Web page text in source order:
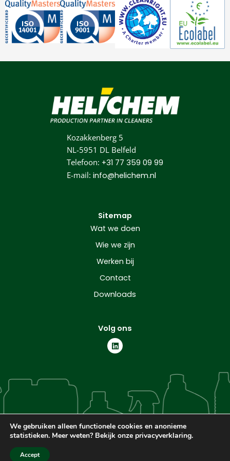
Kozakkenberg 5
NL-5951 DL Belfeld
Telefoon: +31 77 359 09 99
E-mail: info@helichem.nl
Sitemap
Wat we doen
Wie we zijn
Werken bij
Contact
Downloads
Volg ons
L
i
n
We gebruiken alleen functionele cookies en anonieme
statistieken. Meer weten? Bekijk onze privacyverklaring.
Accept